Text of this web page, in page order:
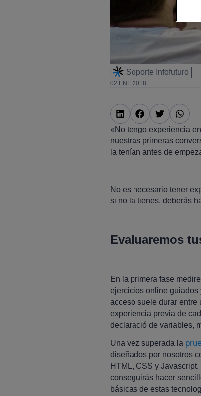
Soporte Infofuturo
02 ENE 2018
«No tengo experiencia
nuestras primeras
la tenían antes de
No es necesario tener
si no la tienes, deberás
Evaluaremos
En la primera fase
ejercicios online guiados
acceso suele durar entre
experiencia previa de
declaració de variables,
Una vez superada la
diseñados por nosotros
HTML, CSS y
conseguirás hacer
básicas de estas